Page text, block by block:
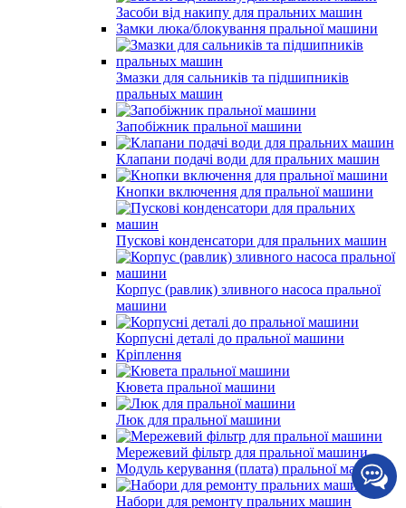
Засоби від накипу для пральних машин
Замки люка/блокування пральної машини
Змазки для сальників та підшипників
пральных машин
Запобіжник пральної машини
Клапани подачі води для пральних машин
Кнопки включення для пральної машини
Пускові конденсатори для пральних машин
Корпус (равлик) зливного насоса пральної
машини
Корпусні деталі до пральної машини
Кріплення
Кювета пральної машини
Люк для пральної машини
Мережевий фільтр для пральної машини
Модуль керування (плата) пральної машини
Набори для ремонту пральних машин